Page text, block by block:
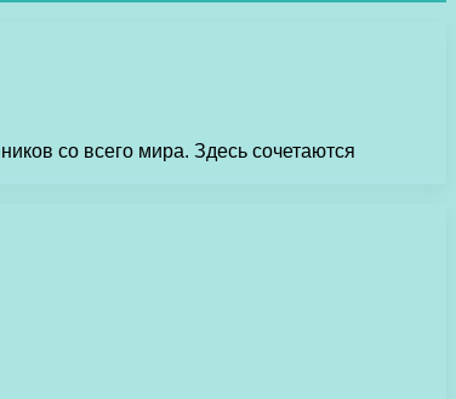
со всего мира. Здесь сочетаются